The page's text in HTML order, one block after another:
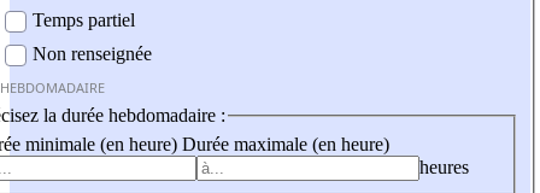
Temps partiel
Non renseignée
la durée hebdomadaire :
minimale (en heure) Durée maximale (en heure)
heures